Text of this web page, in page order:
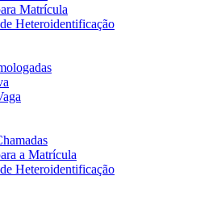
Matrícula
Heteroidentificação
a Matrícula
Heteroidentificação